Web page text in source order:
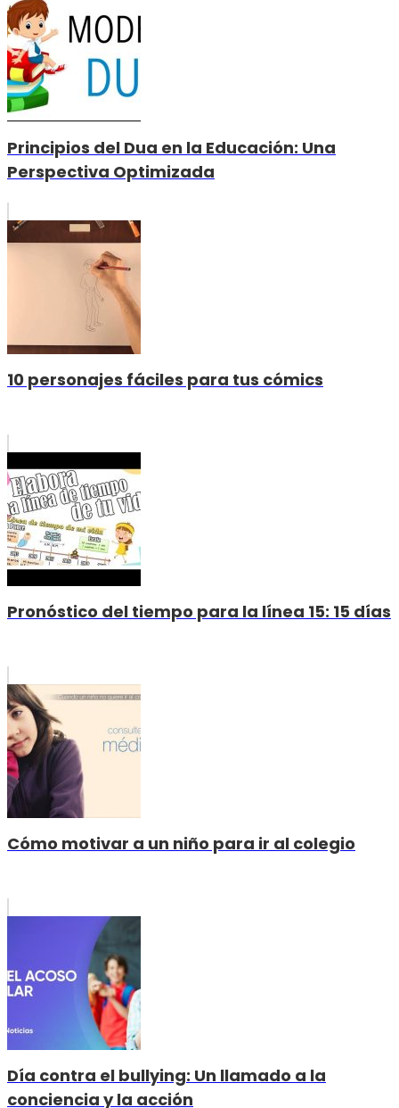
Principios del Dua en la Educación: Una
Perspectiva Optimizada
10 personajes fáciles para tus cómics
Pronóstico del tiempo para la línea 15: 15 días
Cómo motivar a un niño para ir al colegio
Día contra el bullying: Un llamado a la
conciencia y la acción